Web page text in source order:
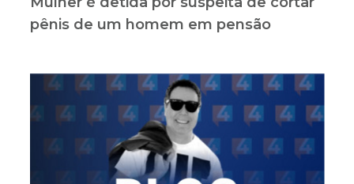
pênis de um homem em pensão